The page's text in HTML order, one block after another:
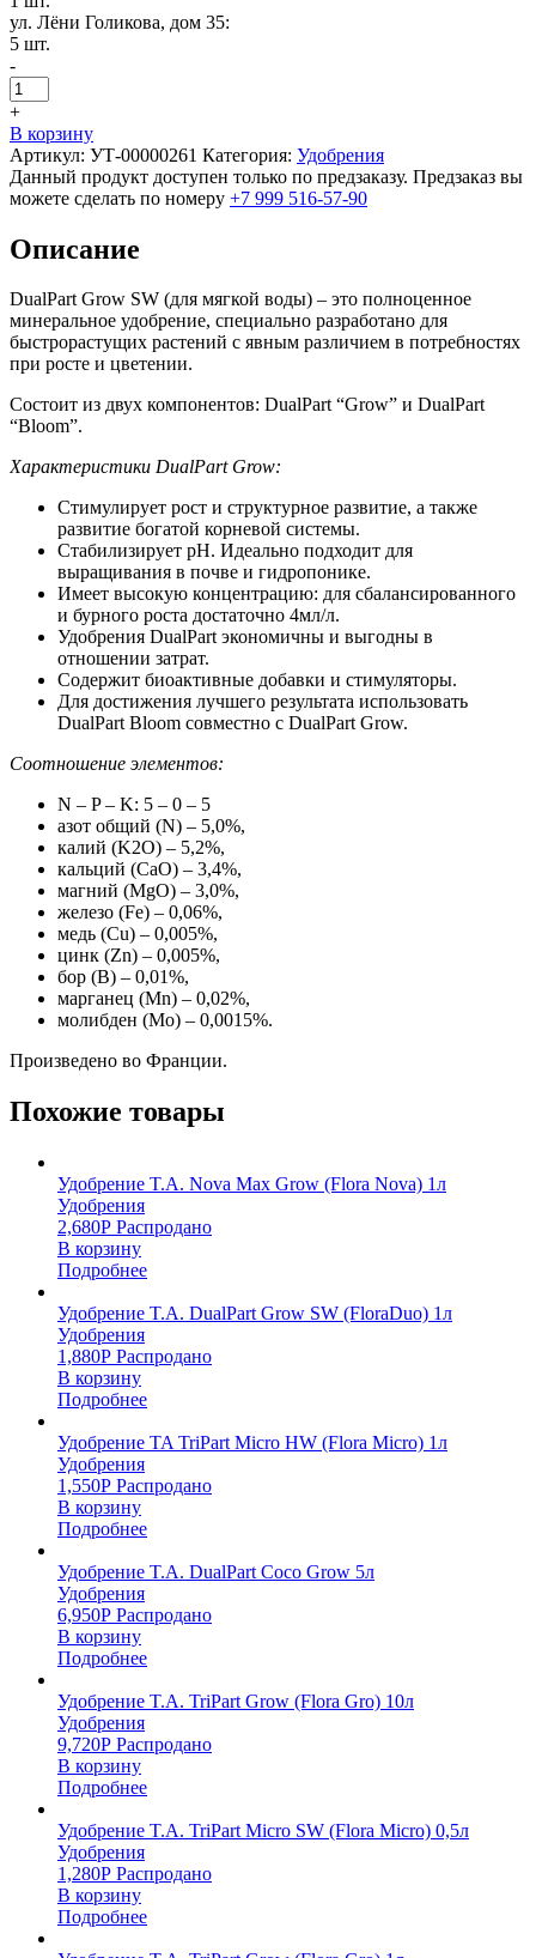
ул. Лёни Голикова, дом 35:
5 шт.
-
+
В корзину
Артикул: УТ-00000261 Категория: Удобрения
Данный продукт доступен только по предзаказу. Предзаказ вы
можете сделать по номеру +7 999 516-57-90
Описание
DualPart Grow SW (для мягкой воды) – это полноценное
минеральное удобрение, специально разработано для
быстрорастущих растений с явным различием в потребностях
при росте и цветении.
Состоит из двух компонентов: DualPart “Grow” и DualPart
“Bloom”.
Характеристики DualPart Grow:
Стимулирует рост и структурное развитие, а также
развитие богатой корневой системы.
Стабилизирует pH. Идеально подходит для
выращивания в почве и гидропонике.
Имеет высокую концентрацию: для сбалансированного
и бурного роста достаточно 4мл/л.
Удобрения DualPart экономичны и выгодны в
отношении затрат.
Содержит биоактивные добавки и стимуляторы.
Для достижения лучшего результата использовать
DualPart Bloom совместно с DualPart Grow.
Соотношение элементов:
N – P – K: 5 – 0 – 5
азот общий (N) – 5,0%,
калий (K2O) – 5,2%,
кальций (CaO) – 3,4%,
магний (MgО) – 3,0%,
железо (Fe) – 0,06%,
медь (Cu) – 0,005%,
цинк (Zn) – 0,005%,
бор (B) – 0,01%,
марганец (Mn) – 0,02%,
молибден (Mo) – 0,0015%.
Произведено во Франции.
Похожие товары
Удобрение T.A. Nova Max Grow (Flora Nova) 1л
Удобрения
2,680Р Распродано
В корзину
Подробнее
Удобрение T.A. DualPart Grow SW (FloraDuo) 1л
Удобрения
1,880Р Распродано
В корзину
Подробнее
Удобрение TA TriPart Micro HW (Flora Micro) 1л
Удобрения
1,550Р Распродано
В корзину
Подробнее
Удобрение T.A. DualPart Coco Grow 5л
Удобрения
6,950Р Распродано
В корзину
Подробнее
Удобрение T.A. TriPart Grow (Flora Gro) 10л
Удобрения
9,720Р Распродано
В корзину
Подробнее
Удобрение T.A. TriPart Micro SW (Flora Micro) 0,5л
Удобрения
1,280Р Распродано
В корзину
Подробнее